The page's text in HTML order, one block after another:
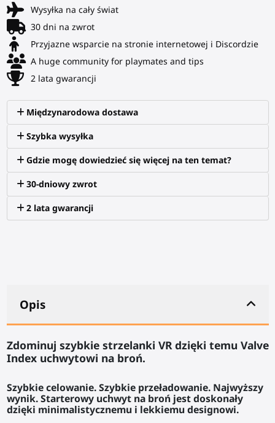
Wysyłka na cały świat
30 dni na zwrot
Przyjazne wsparcie na stronie internetowej i Discordzie
A huge community for playmates and tips
2 lata gwarancji
Międzynarodowa dostawa
Szybka wysyłka
Gdzie mogę dowiedzieć się więcej na ten temat?
30-dniowy zwrot
2 lata gwarancji
Opis
Zdominuj szybkie strzelanki VR dzięki temu Valve
Index uchwytowi na broń.
Szybkie celowanie. Szybkie przeładowanie. Najwyższy
wynik.Starterowy uchwyt na brońjest doskonały
dzięki minimalistycznemu i lekkiemu designowi.